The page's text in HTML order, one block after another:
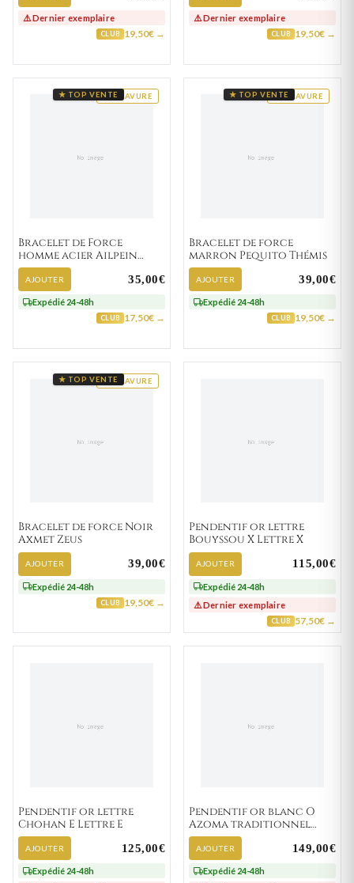
⚠️ Dernier exemplaire
CLUB 19,50€ →
⚠️ Dernier exemplaire
CLUB 19,50€ →
GRAVURE
★ TOP VENTE
Bracelet de Force
homme acier Ailpein
Gulglielmo marron
AJOUTER 35,00€
Expédié 24-48h
CLUB 17,50€ →
GRAVURE
★ TOP VENTE
Bracelet de force
marron Pequito Thémis
AJOUTER 39,00€
Expédié 24-48h
CLUB 19,50€ →
GRAVURE
★ TOP VENTE
Bracelet de force Noir
Axmet Zeus
AJOUTER 39,00€
Expédié 24-48h
CLUB 19,50€ →
Pendentif or lettre
Bouyssou X Lettre X
AJOUTER 115,00€
Expédié 24-48h
⚠️ Dernier exemplaire
CLUB 57,50€ →
Pendentif or lettre
Chohan E Lettre E
AJOUTER 125,00€
Expédié 24-48h
Pendentif or blanc O
Azoma traditionnel
Lettre O
AJOUTER 149,00€
Expédié 24-48h